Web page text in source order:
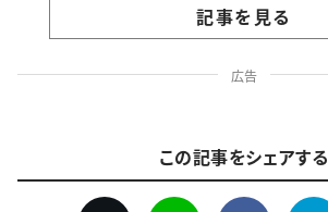
記事を見る
広告
この記事をシェアする